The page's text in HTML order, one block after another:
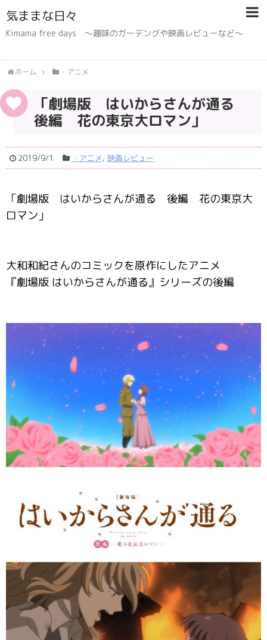
気ままな日々
Kimama free days 〜趣味のガーデングや映画レビューなど〜
ホーム ・アニメ
「劇場版 はいからさんが通る
後編 花の東京大ロマン」
2019/9/1 ・アニメ, 映画レビュー
「劇場版 はいからさんが通る 後編 花の東京大
ロマン」
大和和紀さんのコミックを原作にしたアニメ
『劇場版 はいからさんが通る』シリーズの後編